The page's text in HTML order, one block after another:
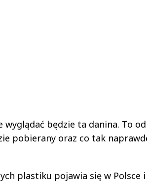
wyglądać będzie ta danina. To od
pobierany oraz co tak
plastiku pojawia się w Polsce i